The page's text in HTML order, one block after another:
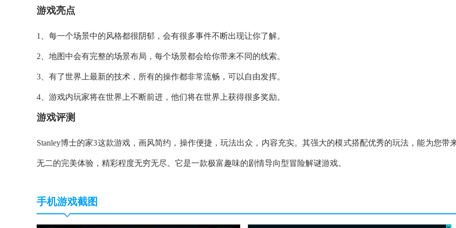
游戏亮点
1、每一个场景中的风格都很阴郁，会有很多事件不断出现让你了解。
2、地图中会有完整的场景布局，每个场景都会给你带来不同的线索。
3、有了世界上最新的技术，所有的操作都非常流畅，可以自由发挥。
4、游戏内玩家将在世界上不断前进，他们将在世界上获得很多奖励。
游戏评测
Stanley博士的家3这款游戏，画风简约，操作便捷，玩法出众，内容充实。其强大的模式搭配优秀的玩法，能为您带
无二的完美体验，精彩程度无穷无尽。它是一款极富趣味的剧情导向型冒险解谜游戏。
手机游戏截图